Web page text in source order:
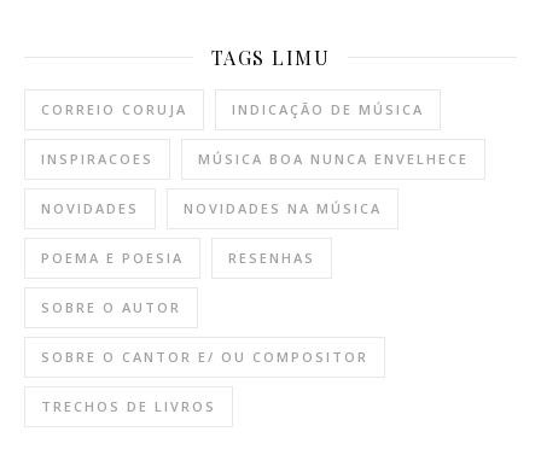
TAGS LIMU
CORREIO CORUJA INDICAÇÃO DE MÚSICA
INSPIRACOES MÚSICA BOA NUNCA ENVELHECE
NOVIDADES NOVIDADES NA MÚSICA
POEMA E POESIA RESENHAS
SOBRE O AUTOR
SOBRE O CANTOR E/ OU COMPOSITOR
TRECHOS DE LIVROS